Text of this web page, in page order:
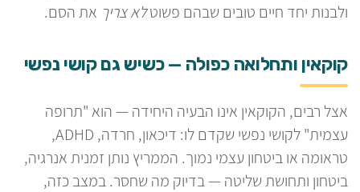
ולבנות יחד חיים טובים שבהם פשוטלא צריך את הסם.
קוקאין ותחלואה כפולה — כשיש גם קושי נפשי
אצל רבים, הקוקאין אינו הבעיה היחידה — הוא "תרופה
עצמית" לקושי נפשי שקדם לו: דיכאון, חרדה, ADHD,
טראומה או ביטחון עצמי נמוך. הממריץ נותן זמנית אנרגיה,
ביטחון ותחושת שליטה — בדיוק מה שחסר. במצב כזה,